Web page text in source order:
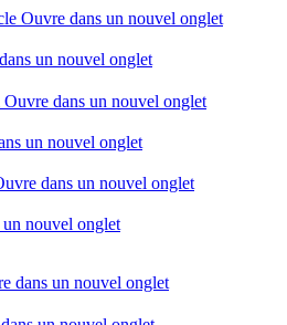
Ouvre dans un nouvel onglet
un nouvel onglet
Ouvre dans un nouvel onglet
un nouvel onglet
dans un nouvel onglet
nouvel onglet
dans un nouvel onglet